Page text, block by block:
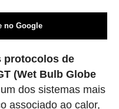
no Google
protocolos de
(Wet Bulb Globe
dos sistemas mais
associado ao calor,